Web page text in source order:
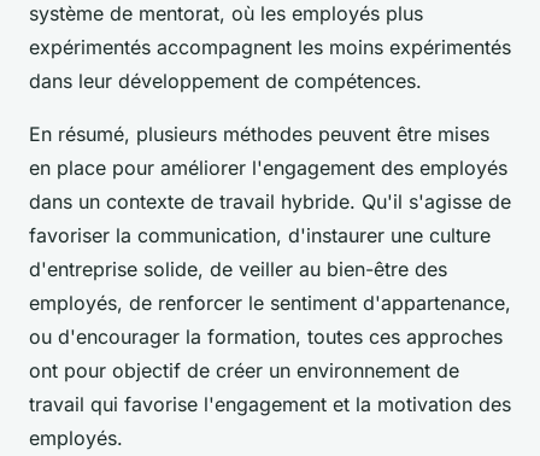
système de mentorat, où les employés plus
expérimentés accompagnent les moins expérimentés
dans leur développement de compétences.
En résumé, plusieurs méthodes peuvent être mises
en place pour améliorer l'engagement des employés
dans un contexte de travail hybride. Qu'il s'agisse de
favoriser la communication, d'instaurer une culture
d'entreprise solide, de veiller au bien-être des
employés, de renforcer le sentiment d'appartenance,
ou d'encourager la formation, toutes ces approches
ont pour objectif de créer un environnement de
travail qui favorise l'engagement et la motivation des
employés.